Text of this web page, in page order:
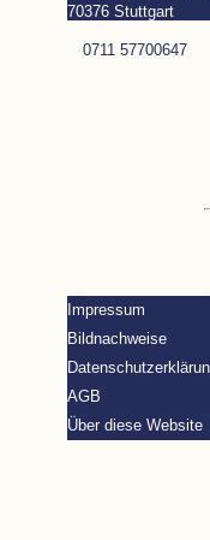
70376 Stuttgart
0711 57700647
Impressum
Bildnachweise
AGB
Über diese Website